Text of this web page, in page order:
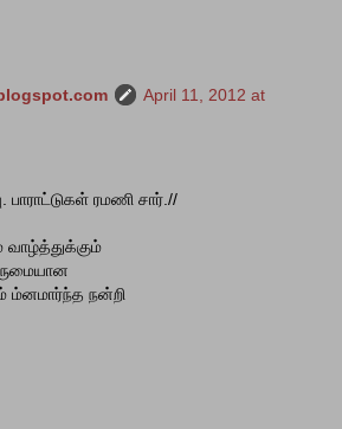
April 11, 2012 at
பாராட்டுகள் ரமணி சார்.//
வாழ்த்துக்கும்
ம்னமார்ந்த நன்றி